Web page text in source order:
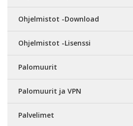
Ohjelmistot -Download
Ohjelmistot -Lisenssi
Palomuurit
Palomuurit ja VPN
Palvelimet